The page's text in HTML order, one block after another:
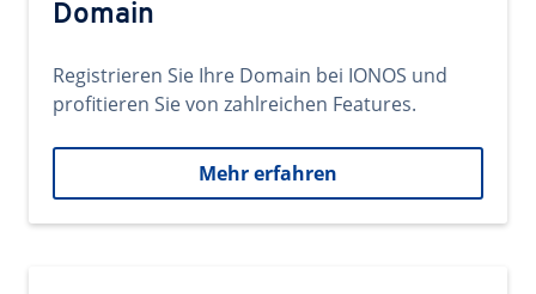
Domain
Registrieren Sie Ihre Domain bei IONOS und
profitieren Sie von zahlreichen Features.
Mehr erfahren